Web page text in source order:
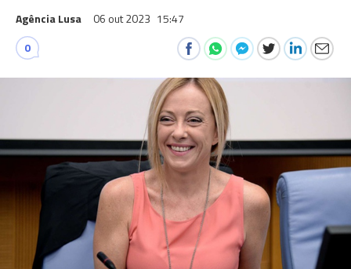
Agência Lusa 06 out 2023 15:47
0